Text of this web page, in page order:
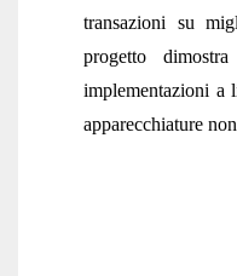
transazioni su
progetto
implementazioni a
apparecchiature